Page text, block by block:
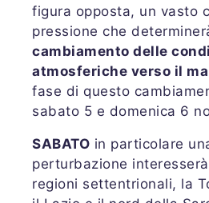
figura opposta, un vasto
pressione che
cambiamento delle
atmosferiche verso il
fase di questo
sabato 5 e domenica 6
SABATO in particolare
perturbazione
regioni settentrionali, la